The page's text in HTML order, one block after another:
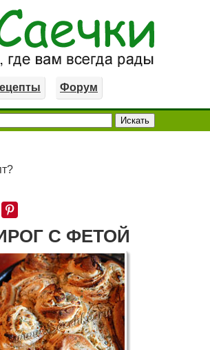
Форум
С ФЕТОЙ